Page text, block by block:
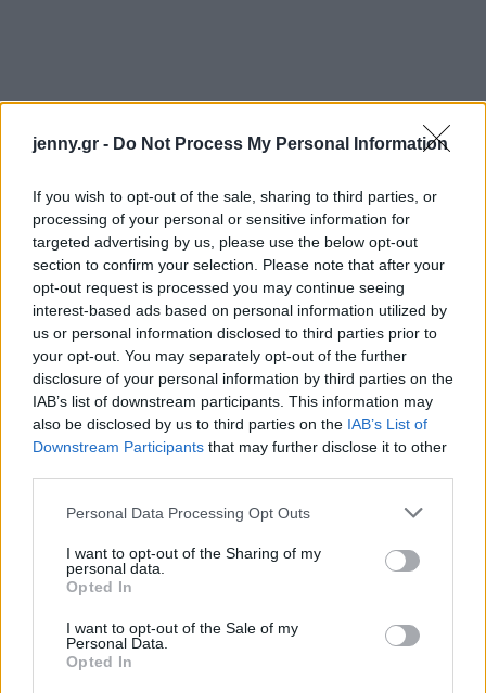
jenny.gr - Do Not Process My Personal Information
If you wish to opt-out of the sale, sharing to third parties, or
processing of your personal or sensitive information for
targeted advertising by us, please use the below opt-out
section to confirm your selection. Please note that after your
opt-out request is processed you may continue seeing
interest-based ads based on personal information utilized by
us or personal information disclosed to third parties prior to
your opt-out. You may separately opt-out of the further
disclosure of your personal information by third parties on the
IAB’s list of downstream participants. This information may
also be disclosed by us to third parties on the IAB’s List of
Downstream Participants that may further disclose it to other
Please note that this website/app uses one or more Google
not limited to your visit or usage behaviour. You may click to
grant or deny consent to Google and its third-party tags to
use your data for below specified purposes in below Google
consent section.
Personal Data Processing Opt Outs
I want to opt-out of the Sharing of my
personal data.
Opted In
I want to opt-out of the Sale of my
Personal Data.
Opted In
Τρόπος αποθήκευσης του κιμά
Όταν αποθηκεύετε κιμά στο ψυγείο, υπάρχουν
μερικά πράγματα που πρέπει να έχετε κατά νου.
Αρχικά, βεβαιωθείτε ότι η θερμοκρασία στο ψυγείο
είναι κατάλληλη. Τα ψυγεία πρέπει να διατηρούνται
σε θερμοκρασία4 °Cή χαμηλότερη, σύμφωνα με
τοUSDA.Η θερμοκρασία του ψυγείου είναι
σημαντικήγια τη διατήρηση φρέσκων τροφίμων
την επιβράδυνση της ανάπτυξης βακτηρίων.
Εκτός από τη θερμοκρασία, όπου φυλάσσεταιo
κιμάς έχει επίσης σημασία να τον αποθηκεύσετε
και για άλλα ωμά κρέατα, πουλερικά και
θαλασσινά). Ο κιμάς βοδινού έχει συχνά χυμούς, οι
οποίοι περιέχουν βακτήρια, και εάν έρθει σε επαφή
με άλλα ωμά ή μαγειρεμένα τρόφιμα, θα μπορούσε